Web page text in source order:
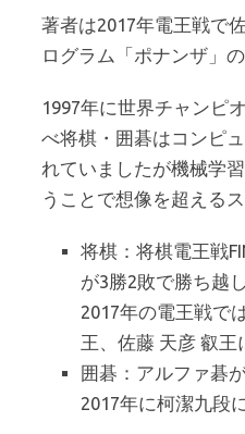
著者は2017年電王戦で
ログラム「ポナンザ」
1997年に世界チャンピ
べ将棋・囲碁はコンピ
れていましたが機械学
うことで想像を超える
将棋：将棋電王戦
が3勝2敗で勝ち越
2017年の電王戦で
王、佐藤 天彦 叡王
囲碁：アルファ碁
2017年に柯潔九段